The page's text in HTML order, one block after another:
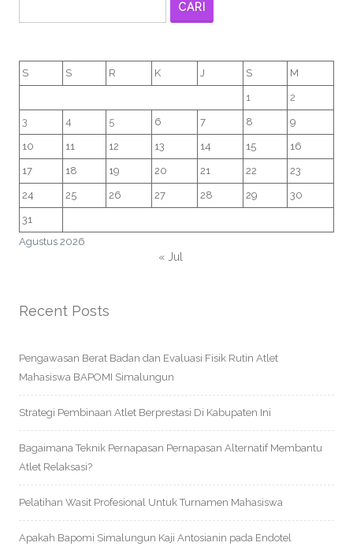
CARI
Agustus 2026
S S R K J S M
1 2
3 4 5 6 7 8 9
10 11 12 13 14 15 16
17 18 19 20 21 22 23
24 25 26 27 28 29 30
31
« Jul
Recent Posts
Pengawasan Berat Badan dan Evaluasi Fisik Rutin Atlet
Mahasiswa BAPOMI Simalungun
Strategi Pembinaan Atlet Berprestasi Di Kabupaten Ini
Bagaimana Teknik Pernapasan Pernapasan Alternatif Membantu
Atlet Relaksasi?
Pelatihan Wasit Profesional Untuk Turnamen Mahasiswa
Apakah Bapomi Simalungun Kaji Antosianin pada Endotel